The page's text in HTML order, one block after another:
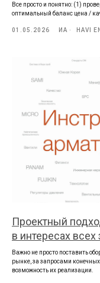
Все просто и понятно: (1)
оптимальный баланс цена /
01.05.2026 ИА HAVI
Проектный
в интересах
Важно не просто поставить
рынке, за запросами
возможность их реализации.